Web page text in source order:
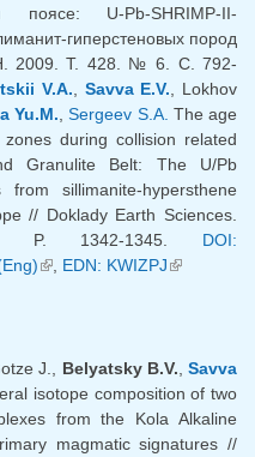
поясе: U-Pb-SHRIMP-II-
гиперстеновых пород
2009. Т. 428. № 6. С. 792-
V.A., Savva E.V., Lokhov
Yu.M.,Sergeev S.A. The age
during collision related
Granulite Belt: The U/Pb
sillimanite-hypersthene
// Doklady Earth Sciences.
P. 1342-1345. DOI:
(внешняя ссылка)
, EDN: KWIZPJ(внешняя
J., Belyatsky B.V. Savva
isotope composition of two
from the Kola Alkaline
magmatic signatures //